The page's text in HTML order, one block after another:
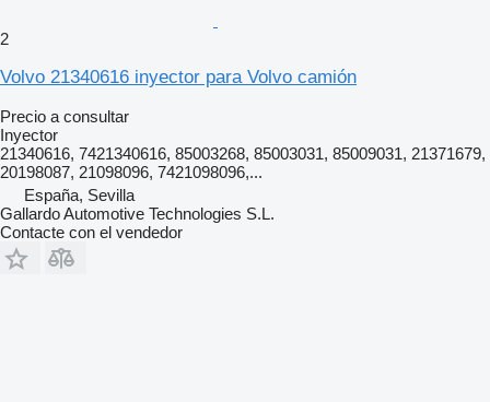
2
Volvo 21340616 inyector para Volvo camión
Precio a consultar
Inyector
21340616, 7421340616, 85003268, 85003031, 85009031, 21371679,
20198087, 21098096, 7421098096,...
España, Sevilla
Gallardo Automotive Technologies S.L.
Contacte con el vendedor